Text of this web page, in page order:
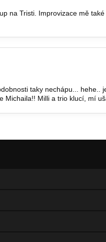
na Tristi. Improvizace mě
taky nechápu... hehe..
Michaila!! Milli a trio klucí, mí